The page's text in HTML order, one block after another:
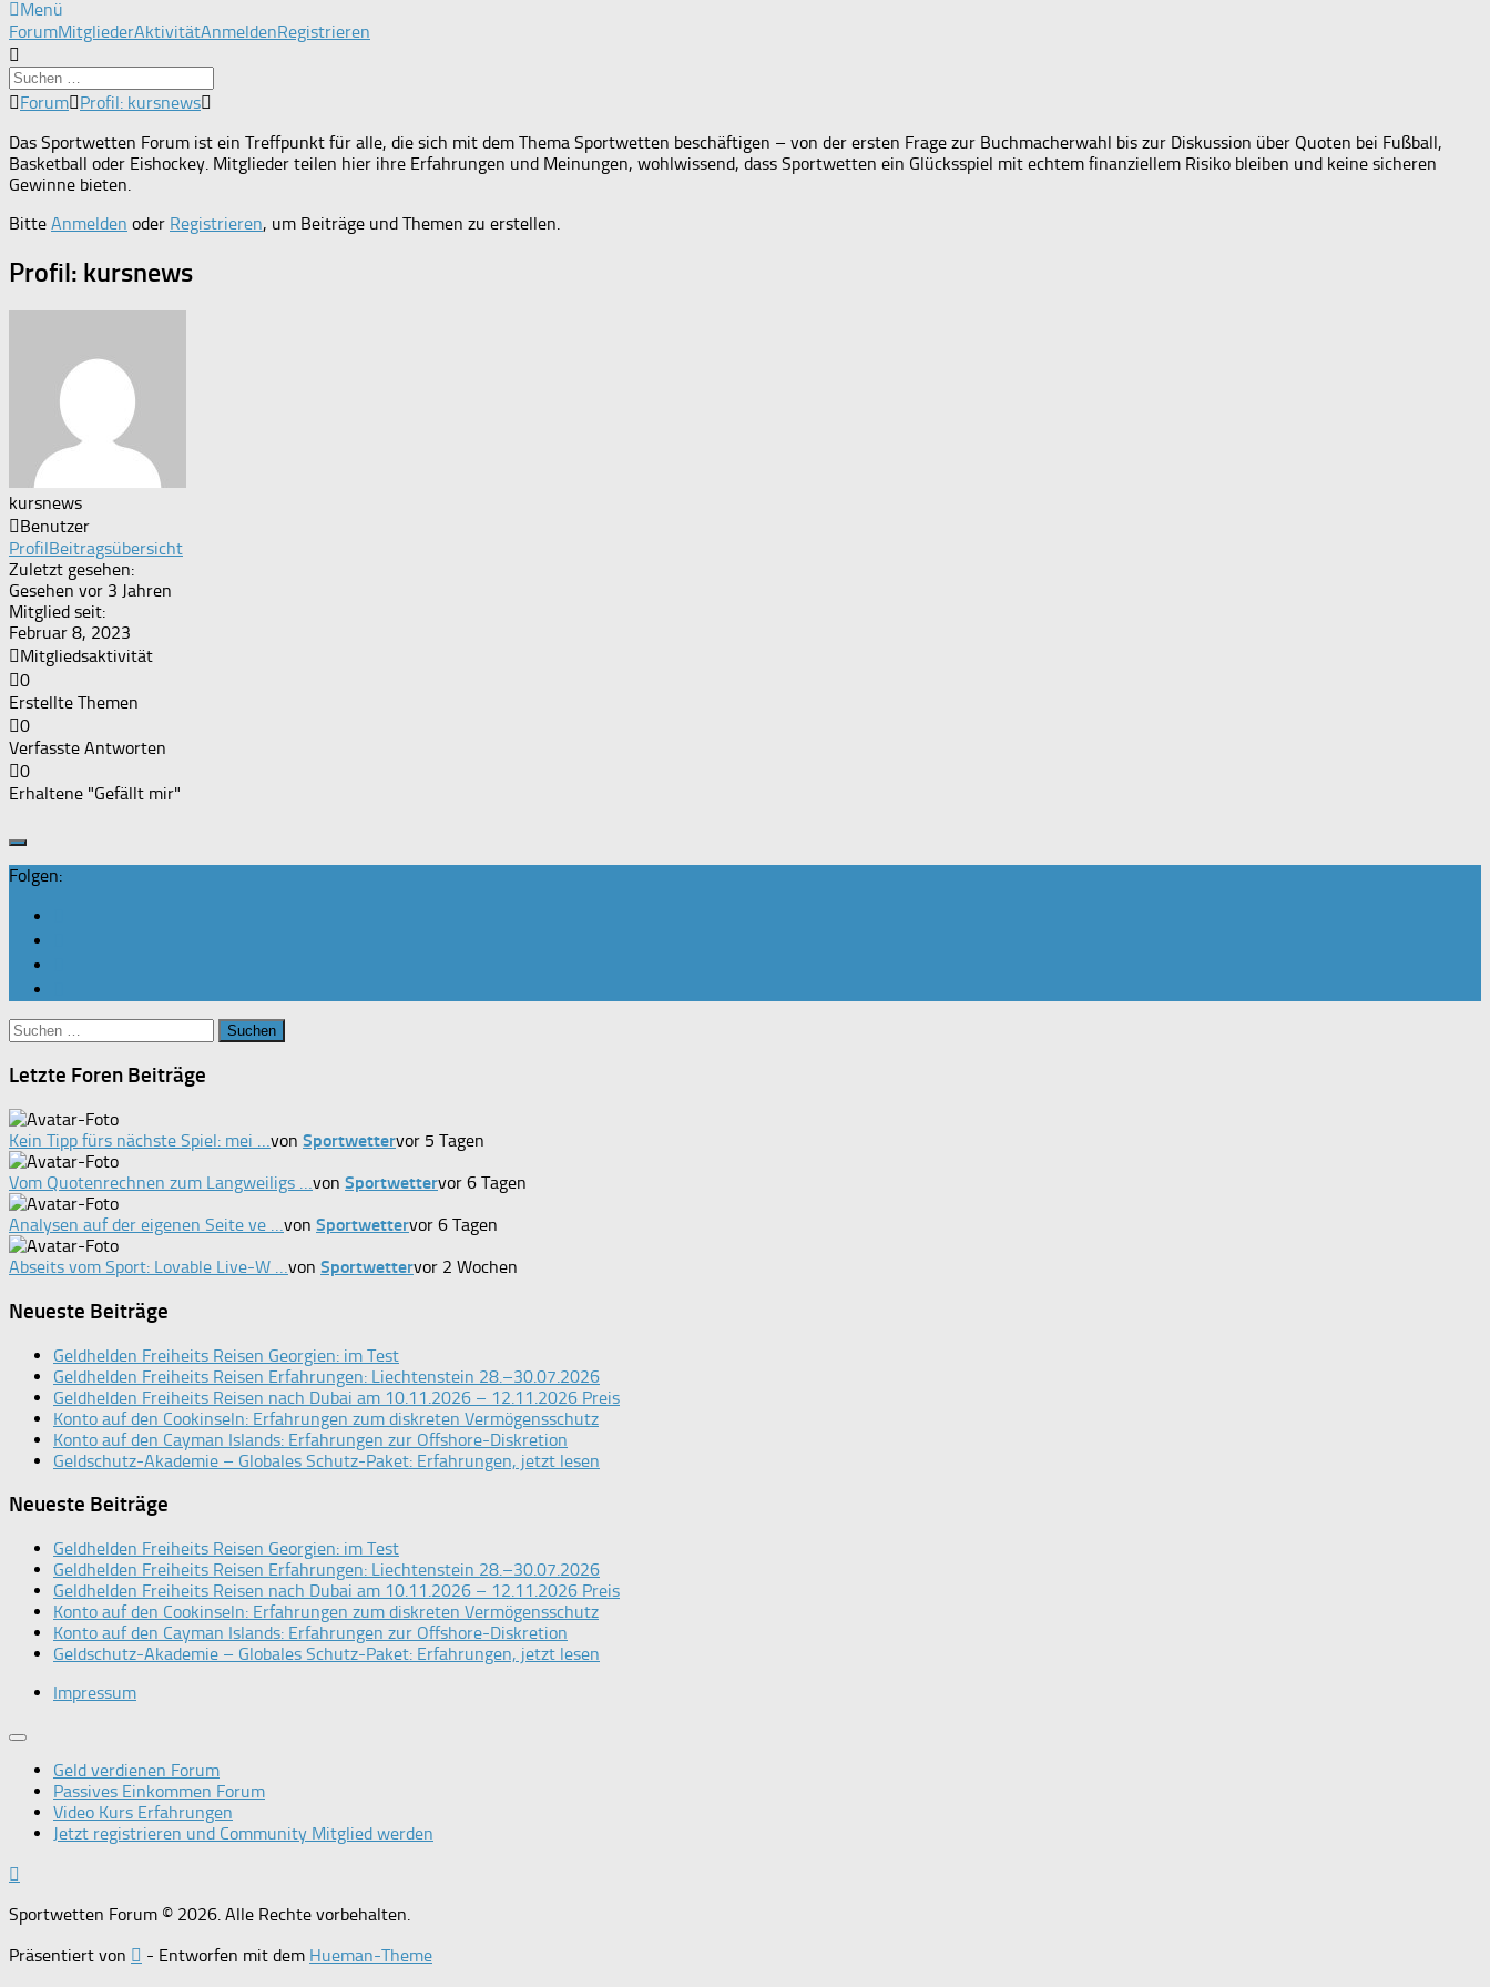
Menü
Forum-
Navigation
ForumMitgliederAktivitätAnmeldenRegistrieren
Forum-
-
Du
bist
Forum Profil: kursnews
Das Sportwetten Forum ist ein Treffpunkt für alle, die sich mit dem Thema Sportwetten beschäftigen – von der ersten Frage zur Buchmacherwahl bis zur Diskussion über Quoten bei Fußball,
Basketball oder Eishockey. Mitglieder teilen hier ihre Erfahrungen und Meinungen, wohlwissend, dass Sportwetten ein Glücksspiel mit echtem finanziellem Risiko bleiben und keine sicheren
Gewinne bieten.
Bitte Anmelden oder Registrieren, um Beiträge und Themen zu erstellen.
Profil: kursnews
kursnews
Benutzer
ProfilBeitragsübersicht
Zuletzt gesehen:
Gesehen vor 3 Jahren
Mitglied seit:
Februar 8, 2023
Mitgliedsaktivität
0
Erstellte Themen
0
Verfasste Antworten
0
Erhaltene "Gefällt mir"
Folgen:
Suchen
nach:
Letzte Foren Beiträge
Kein Tipp fürs nächste Spiel: mei …von Sportwettervor 5 Tagen
Vom Quotenrechnen zum Langweiligs …von Sportwettervor 6 Tagen
Analysen auf der eigenen Seite ve …von Sportwettervor 6 Tagen
Abseits vom Sport: Lovable Live-W …von Sportwettervor 2 Wochen
Neueste Beiträge
Geldhelden Freiheits Reisen Georgien: im Test
Geldhelden Freiheits Reisen Erfahrungen: Liechtenstein 28.–30.07.2026
Geldhelden Freiheits Reisen nach Dubai am 10.11.2026 – 12.11.2026 Preis
Konto auf den Cookinseln: Erfahrungen zum diskreten Vermögensschutz
Konto auf den Cayman Islands: Erfahrungen zur Offshore-Diskretion
Geldschutz-Akademie – Globales Schutz-Paket: Erfahrungen, jetzt lesen
Neueste Beiträge
Geldhelden Freiheits Reisen Georgien: im Test
Geldhelden Freiheits Reisen Erfahrungen: Liechtenstein 28.–30.07.2026
Geldhelden Freiheits Reisen nach Dubai am 10.11.2026 – 12.11.2026 Preis
Konto auf den Cookinseln: Erfahrungen zum diskreten Vermögensschutz
Konto auf den Cayman Islands: Erfahrungen zur Offshore-Diskretion
Geldschutz-Akademie – Globales Schutz-Paket: Erfahrungen, jetzt lesen
Impressum
Geld verdienen Forum
Passives Einkommen Forum
Video Kurs Erfahrungen
Jetzt registrieren und Community Mitglied werden
Sportwetten Forum © 2026. Alle Rechte vorbehalten.
Präsentiert von
- Entworfen mit dem Hueman-Theme